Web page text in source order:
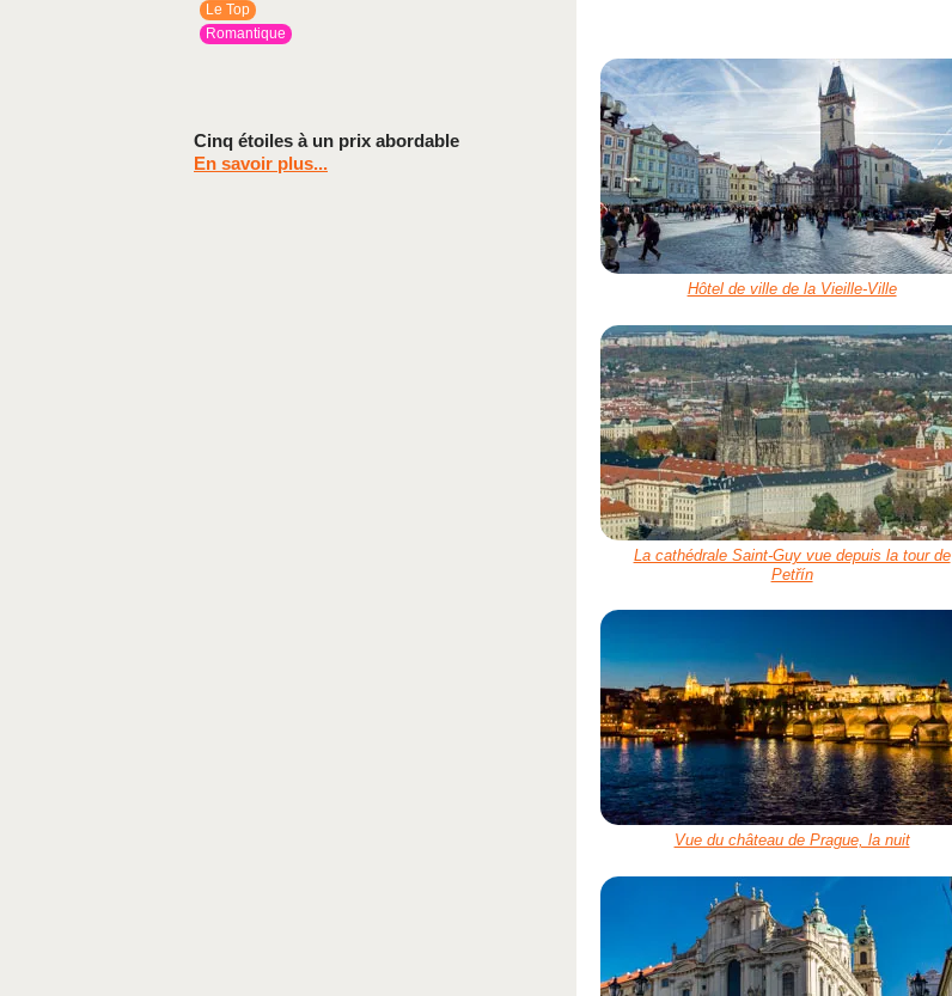
Hôtel de ville de la Vieille-Ville
La cathédrale Saint-Guy vue depuis la tour de
Petřín
Vue du château de Prague, la nuit
Le Top
Romantique
Cinq étoiles à un prix abordable
En savoir plus...